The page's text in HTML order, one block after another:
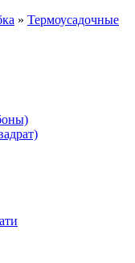
» Термоусадочные